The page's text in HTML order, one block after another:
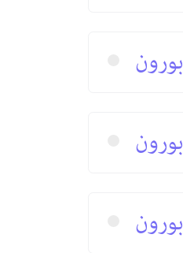
بورون
بورون
بورون